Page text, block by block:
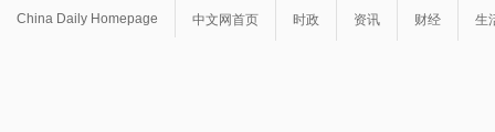
China Daily Homepage 中文网首页 时政 资讯 财经 生